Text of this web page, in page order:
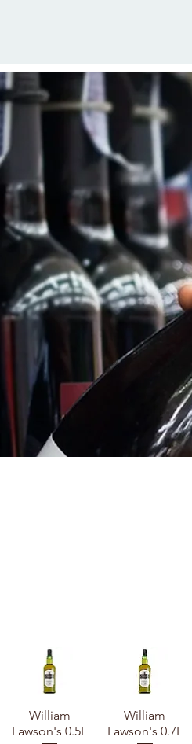
William
Lawson's 0.5L
William
Lawson's 0.7L